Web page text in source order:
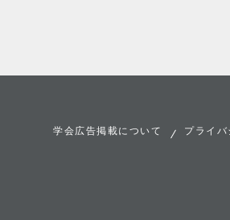
学会広告掲載について プライバ